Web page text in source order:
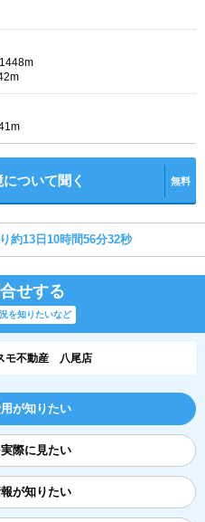
ついて聞く 無料
約13日10時間56分31秒
せする
を知りたいなど
モ不動産 八尾店
が知りたい
際に見たい
が知りたい